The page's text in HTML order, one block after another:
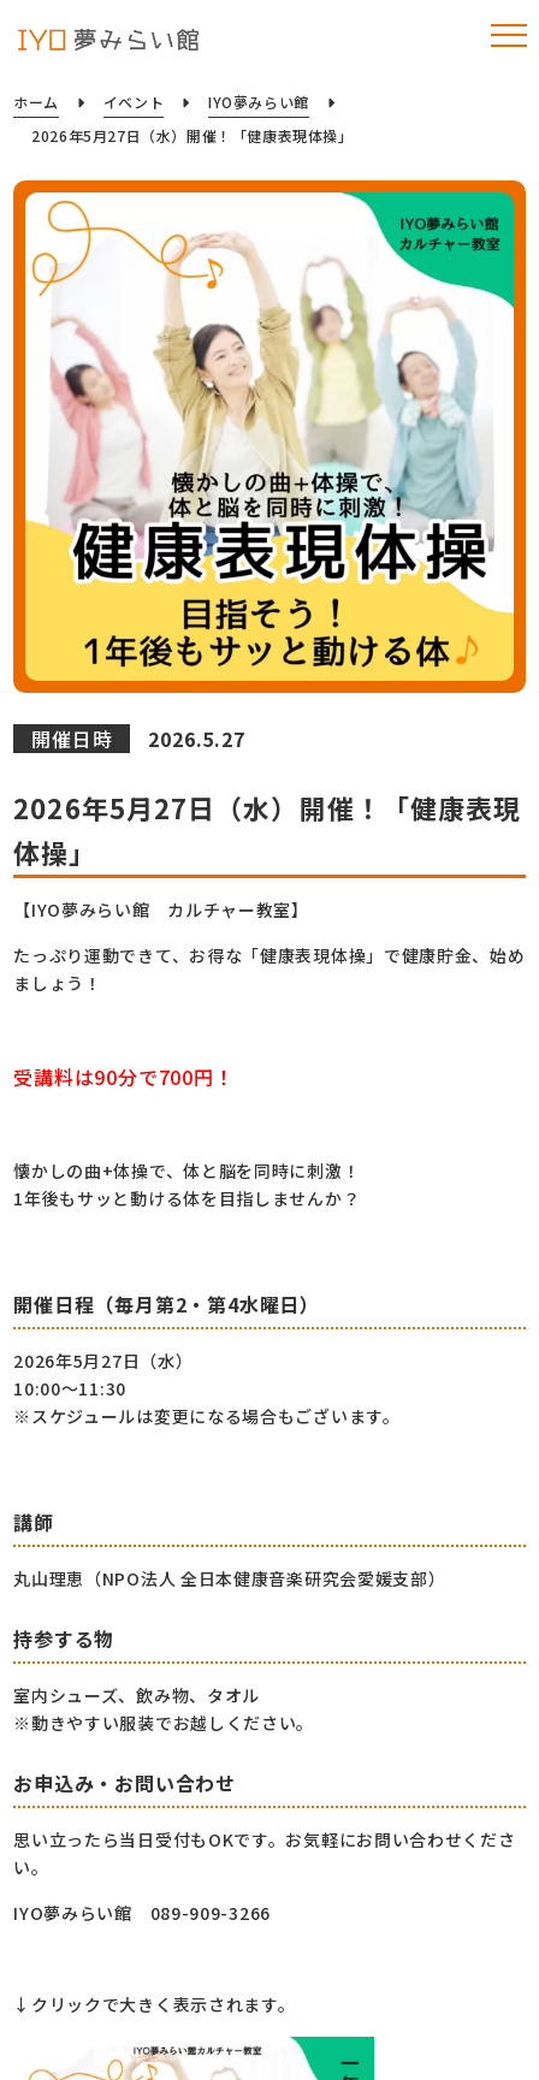
ホーム イベント
IYO夢みらい館
2026年5月27日（水）開催！「健康表現体操」
開催日時 2026.5.27
2026年5月27日（水）開催！「健康表現
体操」
【IYO夢みらい館 カルチャー教室】
たっぷり運動できて、お得な「健康表現体操」で健康貯金、始め
ましょう！
受講料は90分で700円！
懐かしの曲+体操で、体と脳を同時に刺激！
1年後もサッと動ける体を目指しませんか？
開催日程（毎月第2・第4水曜日）
2026年5月27日（水）
10:00～11:30
※スケジュールは変更になる場合もございます。
講師
丸山理恵（NPO法人 全日本健康音楽研究会愛媛支部）
持参する物
室内シューズ、飲み物、タオル
※動きやすい服装でお越しください。
お申込み・お問い合わせ
思い立ったら当日受付もOKです。お気軽にお問い合わせくださ
い。
IYO夢みらい館 089-909-3266
↓クリックで大きく表示されます。